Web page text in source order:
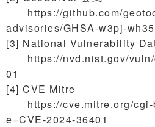
https://github.com/
advisories/GHSA-w3pj-
[3] National Vulnerability
https://nvd.nist.gov/vuln/
01
[4] CVE Mitre
https://cve.mitre.org/cgi-
e=CVE-2024-36401